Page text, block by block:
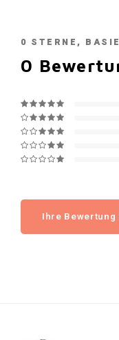
0 STERNE,
0
Ihre Bewertung